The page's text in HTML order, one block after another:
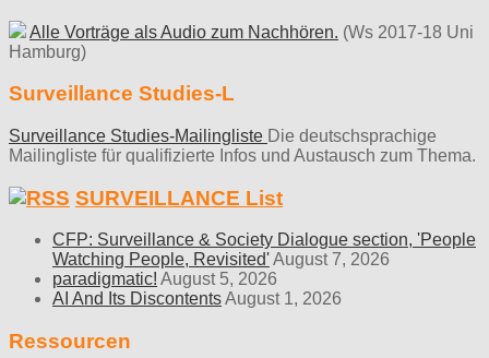
Alle Vorträge als Audio zum Nachhören. (Ws 2017-18 Uni
Hamburg)
Surveillance Studies-L
Surveillance Studies-Mailingliste Die deutschsprachige
Mailingliste für qualifizierte Infos und Austausch zum Thema.
SURVEILLANCE List
CFP: Surveillance & Society Dialogue section, 'People
Watching People, Revisited'August 7, 2026
paradigmatic! August 5, 2026
AI And Its DiscontentsAugust 1, 2026
Ressourcen